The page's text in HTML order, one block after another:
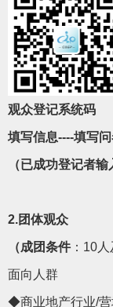
观众登记系统码
填写信息----填写
（已成功登记者
2.团体观众
（成团条件：10人
面向人群
◆商业地产行业/营